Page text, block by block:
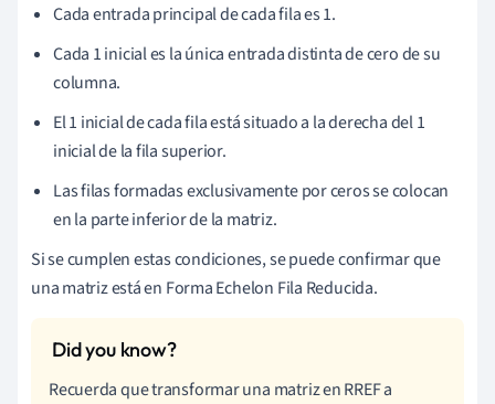
Cada entrada principal de cada fila es 1.
Cada 1 inicial es la única entrada distinta de cero de su
columna.
El 1 inicial de cada fila está situado a la derecha del 1
inicial de la fila superior.
Las filas formadas exclusivamente por ceros se colocan
en la parte inferior de la matriz.
Si se cumplen estas condiciones, se puede confirmar que
una matriz está en Forma Echelon Fila Reducida.
Recuerda que transformar una matriz en RREF a